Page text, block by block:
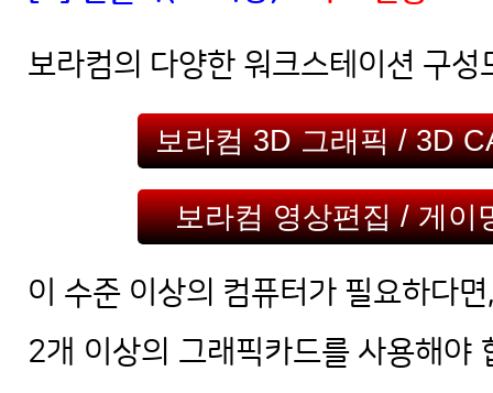
보라컴의 다양한 워크스테이션 구성
보라컴 3D 그래픽 / 3D
보라컴 영상편집 / 게이
이 수준 이상의 컴퓨터가 필요하다
2개 이상의 그래픽카드를 사용해야